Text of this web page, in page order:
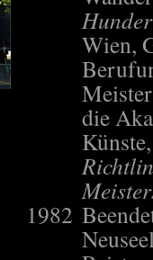
Wien,
die
1982